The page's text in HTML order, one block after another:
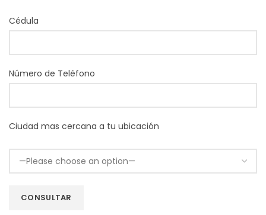
Cédula
Número de Teléfono
Ciudad mas cercana a tu ubicación